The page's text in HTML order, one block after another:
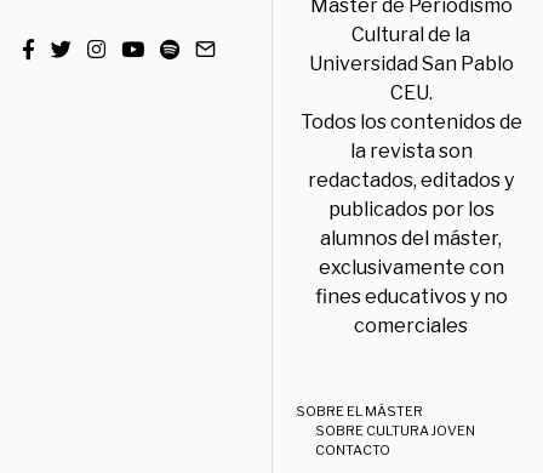
Máster de Periodismo
Cultural de la
Universidad San Pablo
CEU.
Todos los contenidos de
la revista son
redactados, editados y
publicados por los
alumnos del máster,
exclusivamente con
fines educativos y no
comerciales
SOBRE EL MÁSTER
SOBRE CULTURA JOVEN
CONTACTO